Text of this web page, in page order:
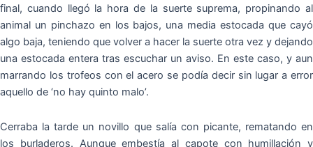
final, cuando llegó la hora de la suerte suprema, propinando al
animal un pinchazo en los bajos, una media estocada que cayó
algo baja, teniendo que volver a hacer la suerte otra vez y dejando
una estocada entera tras escuchar un aviso. En este caso, y aun
marrando los trofeos con el acero se podía decir sin lugar a error
aquello de ‘no hay quinto malo’.
Cerraba la tarde un novillo que salía con picante, rematando en
los burladeros. Aunque embestía al capote con humillación y